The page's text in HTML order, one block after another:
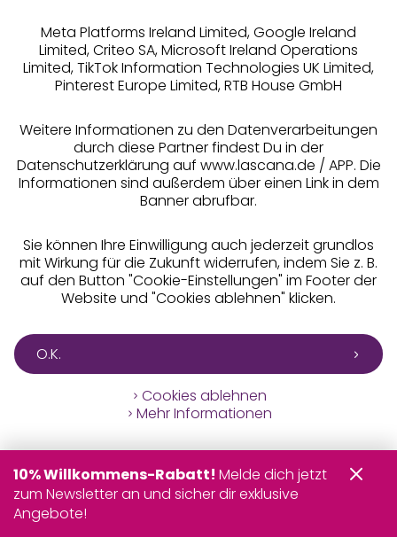
Über uns
Rechtliches
Alle Preise inkl. MwSt., zzgl.
Versandkosten
** Bonität vorausgesetzt, berechtigt zur Bonitätsprüfung
Meta Platforms Ireland Limited, Google Ireland
Limited, Criteo SA, Microsoft Ireland Operations
Limited, TikTok Information Technologies UK Limited,
Pinterest Europe Limited, RTB House GmbH
Weitere Informationen zu den Datenverarbeitungen
durch diese Partner findest Du in der
Datenschutzerklärung auf www.lascana.de / APP. Die
Informationen sind außerdem über einen Link in dem
Banner abrufbar.
Sie können Ihre Einwilligung auch jederzeit grundlos
mit Wirkung für die Zukunft widerrufen, indem Sie z. B.
auf den Button "Cookie-Einstellungen" im Footer der
Website und "Cookies ablehnen" klicken.
O.K.
Cookies ablehnen
Mehr Informationen
10% Willkommens-Rabatt! Melde dich jetzt
zum Newsletter an und sicher dir exklusive
Angebote!